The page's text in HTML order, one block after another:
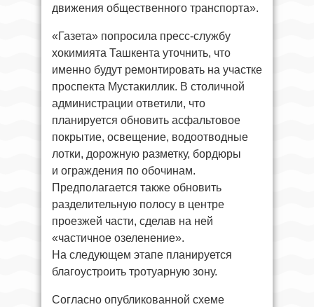
движения общественного транспорта».
«Газета» попросила пресс-службу
хокимията Ташкента уточнить, что
именно будут ремонтировать на участке
проспекта Мустакиллик. В столичной
администрации ответили, что
планируется обновить асфальтовое
покрытие, освещение, водоотводные
лотки, дорожную разметку, бордюры
и ограждения по обочинам.
Предполагается также обновить
разделительную полосу в центре
проезжей части, сделав на ней
«частичное озеленение».
На следующем этапе планируется
благоустроить тротуарную зону.
Согласно опубликованной схеме